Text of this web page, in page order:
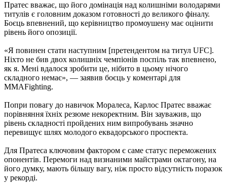
Пратес вважає, що його домінація над колишніми володарями
титулів є головним доказом готовності до великого фіналу.
Боєць впевнений, що керівництво промоушену має оцінити
рівень його опозиції.
«Я повинен стати наступним [претендентом на титул UFC].
Ніхто не бив двох колишніх чемпіонів поспіль так впевнено,
як я. Мені вдалося зробити це, нібито в цьому нічого
складного немає», — заявив боєць у коментарі для
MMAFighting.
Попри повагу до навичок Моралеса, Карлос Пратес вважає
порівняння їхніх резюме некоректним. Він зауважив, що
рівень складності пройдених ним випробувань значно
перевищує шлях молодого еквадорського проспекта.
Для Пратеса ключовим фактором є саме статус переможених
опонентів. Перемоги над визнаними майстрами октагону, на
його думку, мають більшу вагу, ніж просто відсутність поразок
у рекорді.